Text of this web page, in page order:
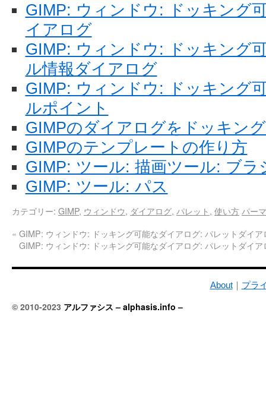
GIMP: ウィンドウ: ドッキング
イアログ
GIMP: ウィンドウ: ドッキング
ル情報ダイアログ
GIMP: ウィンドウ: ドッキング
ルポイント
GIMPのダイアログをドッキン
GIMPのテンプレートの作り方
GIMP: ツール: 描画ツール: ブラ
GIMP: ツール: パス
カテゴリー: GIMP, ウィンドウ, ダイアログ, パレット, 使い方 パー
« GIMP: ウィンドウ: ドッキング可能なダイアログ: パレットダイ
GIMP: ウィンドウ: ドッキング可能なダイアログ: パレットダイ
About｜ プラ
© 2010-2023 アルファシス – alphasis.info –